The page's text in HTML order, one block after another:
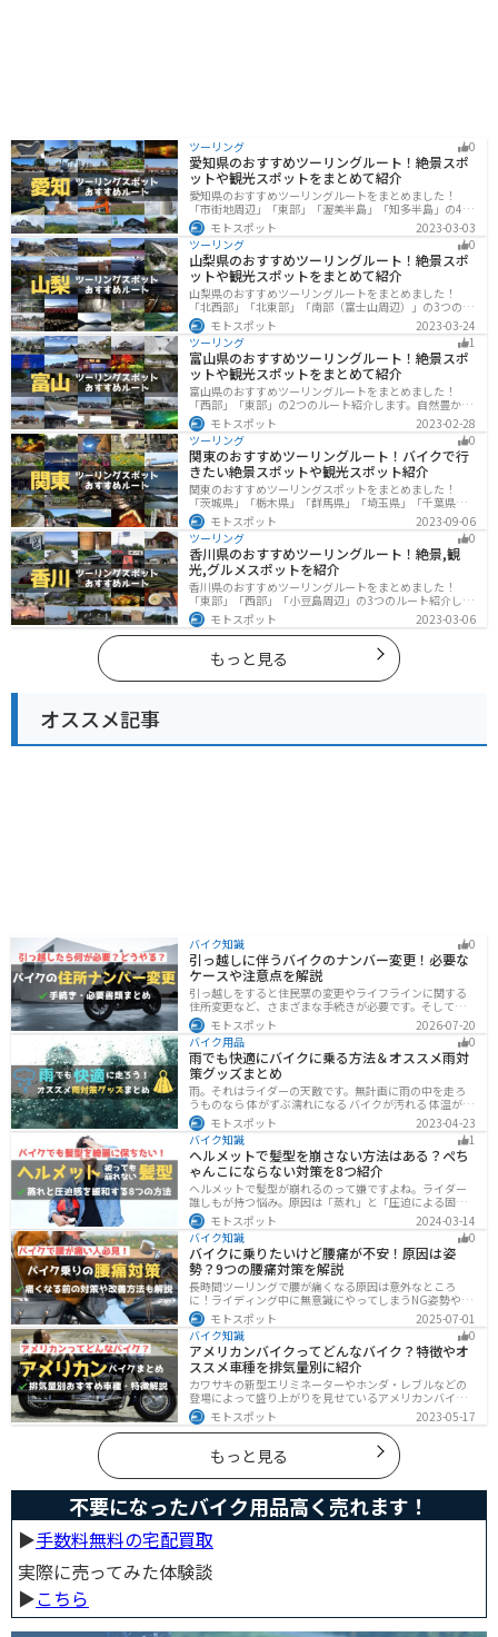
ツーリング 0
愛知県のおすすめツーリングルート！絶景スポ
ットや観光スポットをまとめて紹介
愛知県のおすすめツーリングルートをまとめました！
「市街地周辺」「東部」「渥美半島」「知多半島」の4つ
のルート紹介します。名古屋周辺の栄えたスポットから
山、海、美術館なども多数あり、自然・歴史・文化を満
喫するツーリングができます。バイクで愛知県にツーリ
ングに行く際は参考にしてください。
モトスポット
2023-03-03
ツーリング
0
山梨県のおすすめツーリングルート！絶景スポ
ットや観光スポットをまとめて紹介
山梨県のおすすめツーリングルートをまとめました！
「北西部」「北東部」「南部（富士山周辺）」の3つのル
ート紹介します。富士山を中心に自然豊かな景色や食事
を楽しめるスポットが多数あります。バイクで山梨県に
ツーリングに行く際は参考にしてください。
モトスポット
2023-03-24
ツーリング
1
富山県のおすすめツーリングルート！絶景スポ
ットや観光スポットをまとめて紹介
富山県のおすすめツーリングルートをまとめました！
「西部」「東部」の2つのルート紹介します。自然豊かな
山と海、温泉が充実しており、美術館などもあるので、
自然を満喫するツーリングができます。バイクで富山県
にツーリングに行く際は参考にしてください。
モトスポット
2023-02-28
ツーリング
0
関東のおすすめツーリングルート！バイクで行
きたい絶景スポットや観光スポット紹介
関東のおすすめツーリングスポットをまとめました！
「茨城県」「栃木県」「群馬県」「埼玉県」「千葉県」
「東京都」「神奈川県」の各県の観光地紹介します。自
然豊かな山々や湖、温泉地が点在し、四季折々の景色を
楽しめるスポットが多数あります。バイクで関東にツー
リングに行く際は参考にしてください。
モトスポット
2023-09-06
ツーリング
0
香川県のおすすめツーリングルート！絶景,観
光,グルメスポットを紹介
香川県のおすすめツーリングルートをまとめました！
「東部」「西部」「小豆島周辺」の3つのルート紹介しま
す。自然豊かな山から海、絶品グルメを満喫するツーリ
ングができます。バイクで香川県にツーリングに行く際
は参考にしてください。
モトスポット 2023-03-06
もっと見る
オススメ記事
バイク知識 0
引っ越しに伴うバイクのナンバー変更！必要な
ケースや注意点を解説
引っ越しをすると住民票の変更やライフラインに関する
住所変更など、さまざまな手続きが必要です。そしてバ
イク乗りの場合は、住所変更やナンバー変更といったバ
イクに関する手続きも忘れてはいけません。しかし、必
要な手続きや手順がわからないという方も多いのではな
いでしょうか。ライダー引っ越したらバイクのナンバー
を変えないといけないの？ライダー引っ越し先でも原付
に乗る場合、どんな手続きが必要か知りたいライダー引
っ越したけど忙しくて住所変更もナンバー変更もしてい
ない・・・今回はこのような疑問・お悩みにお
モトスポット
2026-07-20
バイク用品
0
雨でも快適にバイクに乗る方法＆オススメ雨対
策グッズまとめ
雨。それはライダーの天敵です。無計画に雨の中を走ろ
うものなら 体がずぶ濡れになる バイクが汚れる 体温が奪
われて集中力が低下する 雨で視界が悪くなる 路面が濡れ
て滑りやすくなるなど、晴れの日にはないマイナス要素
が盛りだくさんでライダーに押し寄せてきます。そんな
雨の中を好んで走ろうなんて誰も考えていないはずです
が、どうしても避けられない場合もありますよね。この
記事では、レインウエアや防水バッグをはじめ、ライダ
ーや荷物を雨から守るための方法やグッズなどについて
紹介します。雨はライダーにとって非常に厄介なモノで
すが、バッチリと対策しておけば意外と快適に走れてし
まうものです
モトスポット
2023-04-23
バイク知識
1
ヘルメットで髪型を崩さない方法はある？ぺち
ゃんこにならない対策を8つ紹介
ヘルメットで髪型が崩れるのって嫌ですよね。ライダー
誰しもが持つ悩み。原因は「蒸れ」と「圧迫による固
定」です。原因に対してしっかりと対策すればヘルメッ
トを被っても髪型を崩さなくすることは可能です。今回
はその方法をまとめました。バイクに乗って髪型が崩れ
るのが気になるという人は、参考にしてください。
モトスポット
2024-03-14
バイク知識
0
バイクに乗りたいけど腰痛が不安！原因は姿
勢？9つの腰痛対策を解説
長時間ツーリングで腰が痛くなる原因は意外なところ
に！ライディング中に無意識にやってしまうNG姿勢や体
への負担、今すぐ見直せる予防・対策法をわかりやすく
解説。腰痛対策に効果的な便利アイテムも紹介し、快適
で楽しいツーリングをサポートします。
モトスポット
2025-07-01
バイク知識
0
アメリカンバイクってどんなバイク？特徴やオ
ススメ車種を排気量別に紹介
カワサキの新型エリミネーターやホンダ・レブルなどの
登場によって盛り上がりを見せているアメリカンバイ
ク。スタイリッシュに乗れることはもちろん、ツーリン
グや通学通勤もこなせるアメリカンバイクの特徴や、オ
ススメの車種についてご紹介します！
モトスポット 2023-05-17
もっと見る
不要になったバイク用品高く売れます！
▶︎手数料無料の宅配買取
実際に売ってみた体験談
▶︎こちら